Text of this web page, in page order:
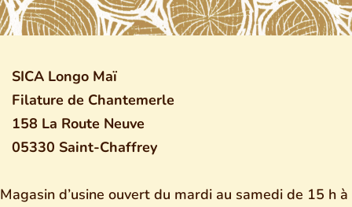
SICA Longo Maï
Filature de Chantemerle
158 La Route Neuve
05330 Saint-Chaffrey
Magasin d’usine ouvert du mardi au samedi de 15 h à